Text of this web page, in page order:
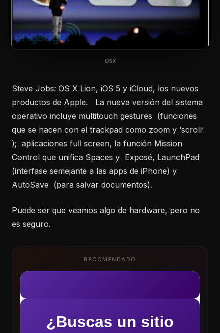
osx
Steve Jobs: OS X Lion, iOS 5 y iCloud, los nuevos
productos de Apple. La nueva versión del sistema
operativo incluye multitouch gestures (funciones
que se hacen con el trackpad como zoom y ‘scroll’
); aplicaciones full screen, la función Mission
Control que unifica Spaces y Exposé, LaunchPad
(interfase semejante a las apps de iPhone) y
AutoSave (para salvar documentos).
Puede ser que veamos algo de hardware, pero no
es seguro.
RECOMENDADO